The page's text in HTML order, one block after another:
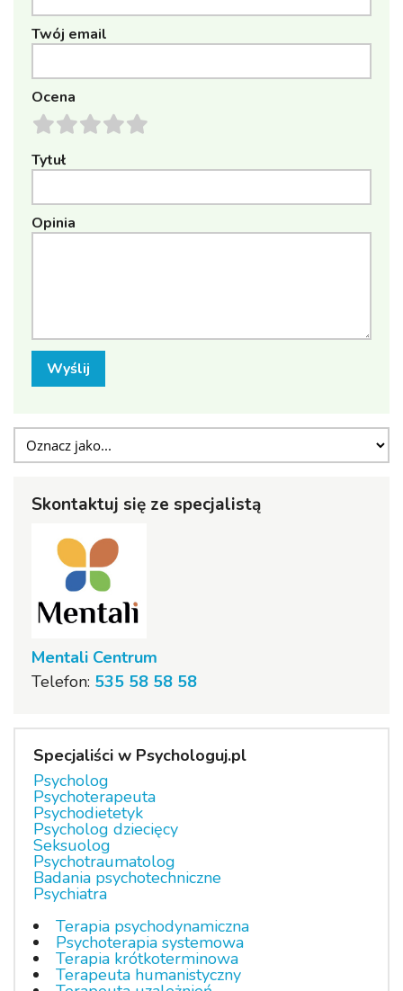
Twój email
Ocena
Tytuł
Opinia
Wyślij
Skontaktuj się ze specjalistą
Mentali Centrum
Telefon: 535 58 58 58
Specjaliści w Psychologuj.pl
Psycholog
Psychoterapeuta
Psychodietetyk
Psycholog dziecięcy
Seksuolog
Psychotraumatolog
Badania psychotechniczne
Psychiatra
Terapia psychodynamiczna
Psychoterapia systemowa
Terapia krótkoterminowa
Terapeuta humanistyczny